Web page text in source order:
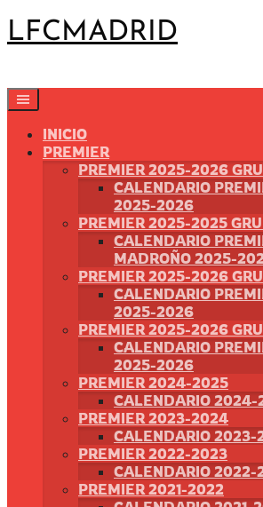
Saltar
al
LFCMADRID
INICIO
PREMIER
PREMIER 2025-2026
CALENDARIO
2025-2026
PREMIER 2025-2025
CALENDARIO
MADROÑO 2025-
PREMIER 2025-2026
CALENDARIO
2025-2026
PREMIER 2025-2026
CALENDARIO
2025-2026
PREMIER 2024-2025
CALENDARIO 2024-
PREMIER 2023-2024
CALENDARIO 2023-
PREMIER 2022-2023
CALENDARIO 2022-
PREMIER 2021-2022